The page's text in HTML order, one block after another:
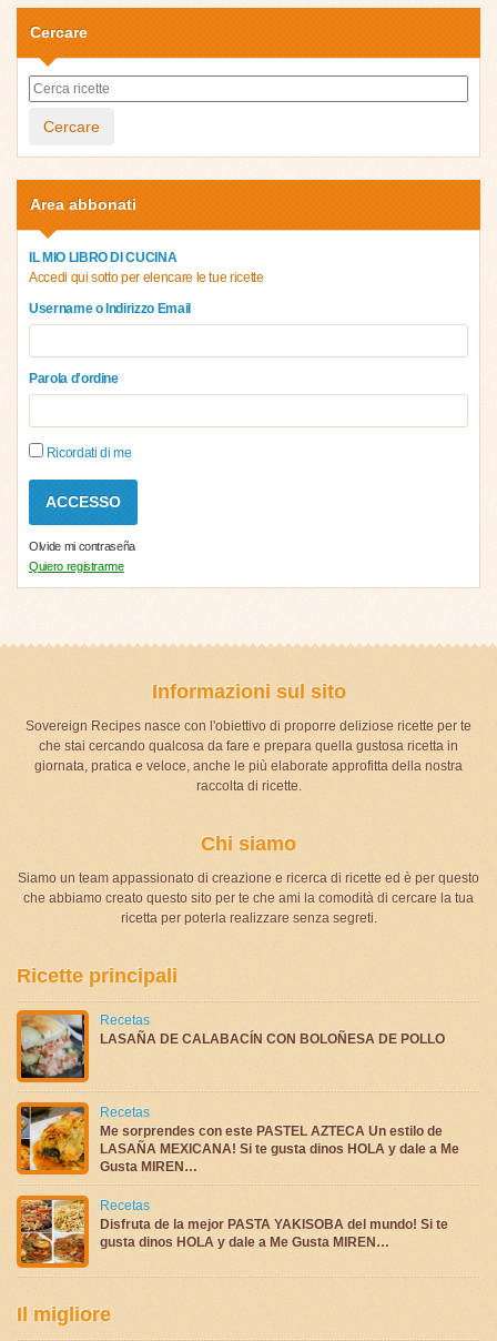
Cercare
Cercare
Area abbonati
IL MIO LIBRO DI CUCINA
Accedi qui sotto per elencare le tue ricette
Username o Indirizzo Email
Parola d'ordine
Ricordati di me
Olvide mi contraseña
Quiero registrarme
Informazioni sul sito
Sovereign Recipes nasce con l'obiettivo di proporre deliziose ricette per te
che stai cercando qualcosa da fare e prepara quella gustosa ricetta in
giornata, pratica e veloce, anche le più elaborate approfitta della nostra
raccolta di ricette.
Chi siamo
Siamo un team appassionato di creazione e ricerca di ricette ed è per questo
che abbiamo creato questo sito per te che ami la comodità di cercare la tua
ricetta per poterla realizzare senza segreti.
Ricette principali
Recetas
LASAÑA DE CALABACÍN CON BOLOÑESA DE POLLO
Recetas
Me sorprendes con este PASTEL AZTECA Un estilo de
LASAÑA MEXICANA! Si te gusta dinos HOLA y dale a Me
Gusta MIREN…
Recetas
Disfruta de la mejor PASTA YAKISOBA del mundo! Si te
gusta dinos HOLA y dale a Me Gusta MIREN…
Il migliore